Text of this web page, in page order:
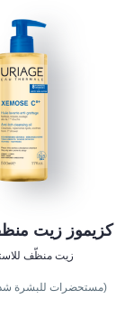
كزيموز زيت
زيت منظّف
(مستحضرات للبشرة